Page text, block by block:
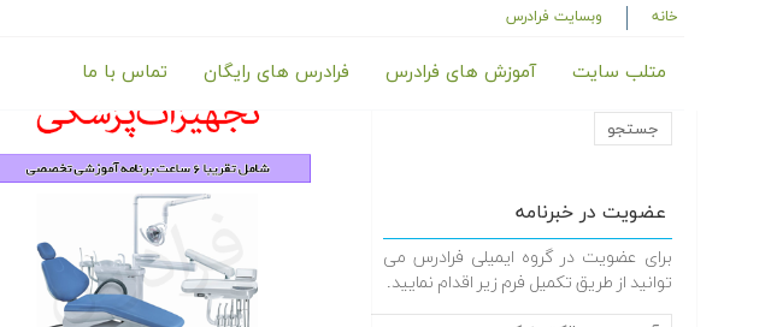
خانه وبسایت فرادرس
متلب سایت آموزش های فرادرس فرادرس های رایگان تماس با ما
عضویت در خبرنامه
برای عضویت در گروه ایمیلی فرادرس می
توانید از طریق تکمیل فرم زیر اقدام نمایید.